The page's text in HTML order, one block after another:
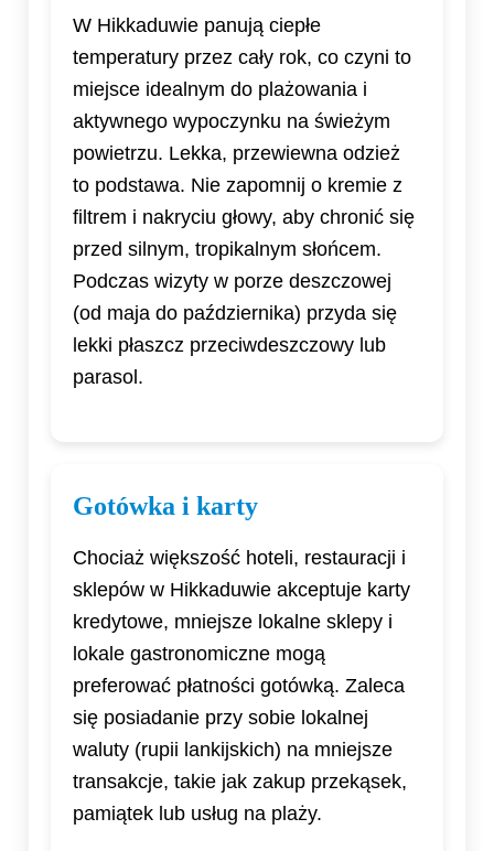
W Hikkaduwie panują ciepłe
temperatury przez cały rok, co czyni to
miejsce idealnym do plażowania i
aktywnego wypoczynku na świeżym
powietrzu. Lekka, przewiewna odzież
to podstawa. Nie zapomnij o kremie z
filtrem i nakryciu głowy, aby chronić się
przed silnym, tropikalnym słońcem.
Podczas wizyty w porze deszczowej
(od maja do października) przyda się
lekki płaszcz przeciwdeszczowy lub
parasol.
Gotówka i karty
Chociaż większość hoteli, restauracji i
sklepów w Hikkaduwie akceptuje karty
kredytowe, mniejsze lokalne sklepy i
lokale gastronomiczne mogą
preferować płatności gotówką. Zaleca
się posiadanie przy sobie lokalnej
waluty (rupii lankijskich) na mniejsze
transakcje, takie jak zakup przekąsek,
pamiątek lub usług na plaży.